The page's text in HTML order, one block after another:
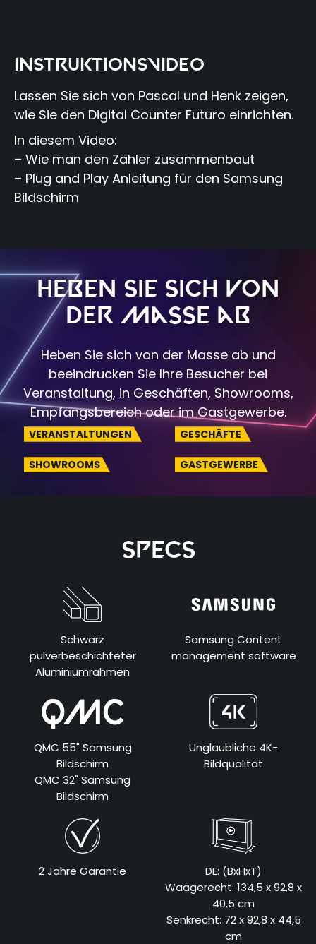
INSTRUKTIONSVIDEO
Lassen Sie sich von Pascal und Henk zeigen,
wie Sie den Digital Counter Futuro einrichten.
In diesem Video:
– Wie man den Zähler zusammenbaut
– Plug and Play Anleitung für den Samsung
Bildschirm
Heben Sie sich von
der Masse ab
Heben Sie sich von der Masse ab und
beeindrucken Sie Ihre Besucher bei
Veranstaltung, in Geschäften, Showrooms,
Empfangsbereich oder im Gastgewerbe.
VERANSTALTUNGEN GESCHÄFTE
SHOWROOMS GASTGEWERBE
Specs
Schwarz
pulverbeschichteter
Aluminiumrahmen
Samsung Content
management software
QMC 55" Samsung
Bildschirm
QMC 32" Samsung
Bildschirm
Unglaubliche 4K-
Bildqualität
2 Jahre Garantie
DE: (BxHxT)
Waagerecht: 134,5 x 92,8 x
40,5 cm
Senkrecht: 72 x 92,8 x 44,5
cm